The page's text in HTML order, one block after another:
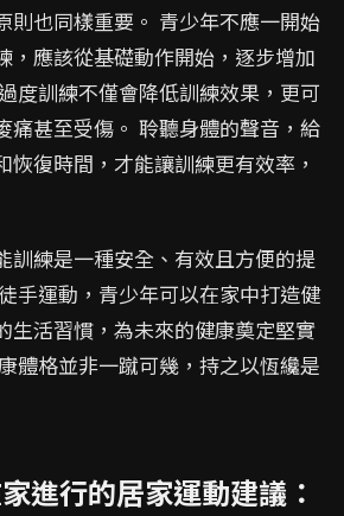
則也同樣重要。 青少年不應一開始
，應該從基礎動作開始，逐步增加
度訓練不僅會降低訓練效果，更可
痛甚至受傷。 聆聽身體的聲音，給
恢復時間，才能讓訓練更有效率，
訓練是一種安全、有效且方便的提
手運動，青少年可以在家中打造健
生活習慣，為未來的健康奠定堅實
體格並非一蹴可幾，持之以恆纔是
進行的居家運動建議：